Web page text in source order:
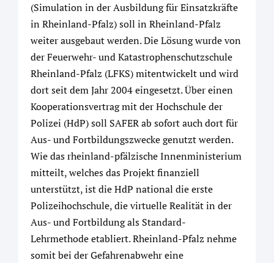
(Simulation in der Ausbildung für Einsatzkräfte
in Rheinland-Pfalz) soll in Rheinland-Pfalz
weiter ausgebaut werden. Die Lösung wurde von
der Feuerwehr- und Katastrophenschutzschule
Rheinland-Pfalz (LFKS) mitentwickelt und wird
dort seit dem Jahr 2004 eingesetzt. Über einen
Kooperationsvertrag mit der Hochschule der
Polizei (HdP) soll SAFER ab sofort auch dort für
Aus- und Fortbildungszwecke genutzt werden.
Wie das rheinland-pfälzische Innenministerium
mitteilt, welches das Projekt finanziell
unterstützt, ist die HdP national die erste
Polizeihochschule, die virtuelle Realität in der
Aus- und Fortbildung als Standard-
Lehrmethode etabliert. Rheinland-Pfalz nehme
somit bei der Gefahrenabwehr eine